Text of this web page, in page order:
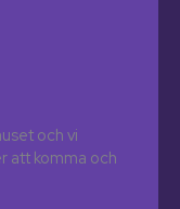
och vi
att komma och